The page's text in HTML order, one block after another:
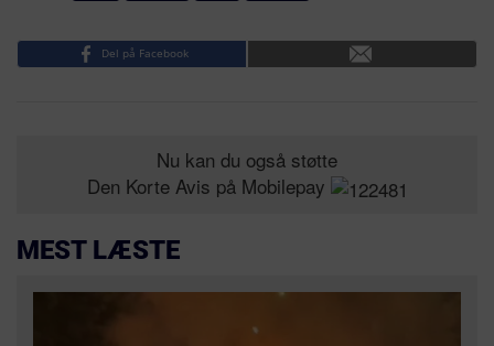
Del på Facebook
Nu kan du også støtte
Den Korte Avis på Mobilepay
MEST LÆSTE